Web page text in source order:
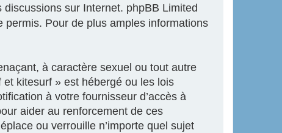
sur Internet. phpBB Limited
permis. Pour de plus amples informations
à caractère sexuel ou tout autre
kitesurf » est hébergé ou les lois
à votre fournisseur d’accès à
aider au renforcement de ces
ou verrouille n’importe quel sujet